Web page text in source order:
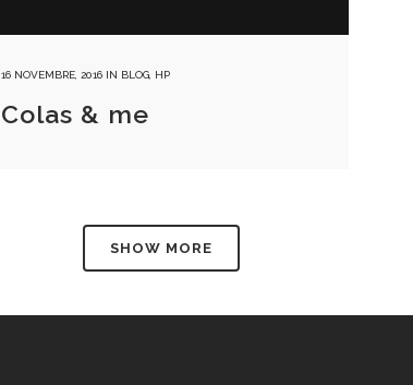
16 NOVEMBRE, 2016 IN BLOG HP
Colas & me
SHOW MORE